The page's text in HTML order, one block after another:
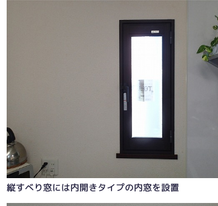
縦すべり窓には内開きタイプの内窓を設置